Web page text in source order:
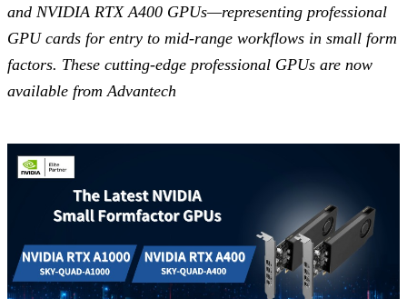
and NVIDIA RTX A400 GPUs—representing professional
GPU cards for entry to mid-range workflows in small form
factors. These cutting-edge professional GPUs are now
available from Advantech